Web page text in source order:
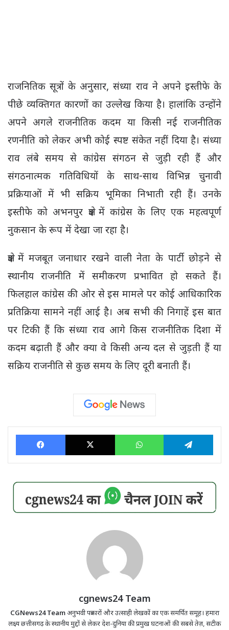
राजनितिक सूत्रों के अनुसार, संध्या राव ने अपने इस्तीफे के
पीछे व्यक्तिगत कारणों का उल्लेख किया है। हालांकि उन्होंने
अपने अगले राजनीतिक कदम या किसी नई राजनीतिक
रणनीति को लेकर अभी कोई स्पष्ट संकेत नहीं दिया है। संध्या
राव लंबे समय से कांग्रेस संगठन से जुड़ी रही हैं और
संगठनात्मक गतिविधियों के साथ-साथ विभिन्न चुनावी
प्रक्रियाओं में भी सक्रिय भूमिका निभाती रही हैं। उनके
इस्तीफे को अभनपुर क्षेत्र में कांग्रेस के लिए एक महत्वपूर्ण
नुकसान के रूप में देखा जा रहा है।
क्षेत्र में मजबूत जनाधार रखने वाली नेता के पार्टी छोड़ने से
स्थानीय राजनीति में समीकरण प्रभावित हो सकते हैं।
फिलहाल कांग्रेस की ओर से इस मामले पर कोई आधिकारिक
प्रतिक्रिया सामने नहीं आई है। अब सभी की निगाहें इस बात
पर टिकी हैं कि संध्या राव आगे किस राजनीतिक दिशा में
कदम बढ़ाती हैं और क्या वे किसी अन्य दल से जुड़ती हैं या
सक्रिय राजनीति से कुछ समय के लिए दूरी बनाती हैं।
Facebook X WhatsApp
cgnews24 Team
CGNews24 Teamअनुभवी पत्रकारों और उत्साही लेखकों का एक समर्पित समूह। हमारा
लक्ष्य छत्तीसगढ़ के स्थानीय मुद्दों से लेकर देश-दुनिया की प्रमुख घटनाओं की सबसे तेज़, सटीक